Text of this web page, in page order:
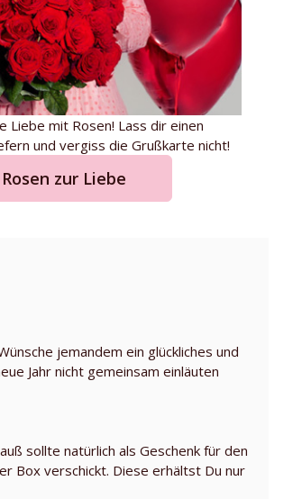
Liebe mit Rosen! Lass dir einen
und vergiss die Grußkarte nicht!
Rosen zur Liebe
jemandem ein glückliches und
Jahr nicht gemeinsam einläuten
sollte natürlich als Geschenk für den
Box verschickt. Diese erhältst Du nur